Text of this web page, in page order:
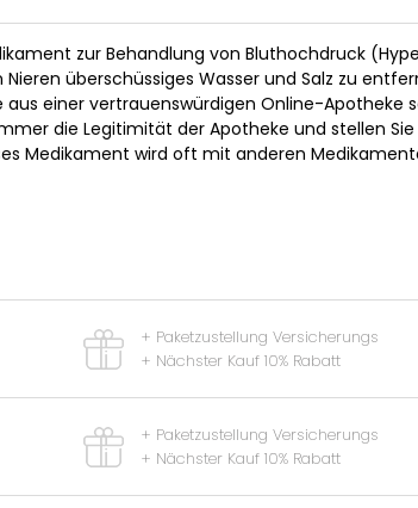
zur Behandlung von Bluthochdruck
überschüssiges Wasser und Salz zu
aus einer vertrauenswürdigen Online-Apotheke
die Legitimität der Apotheke und stellen
Medikament wird oft mit anderen
+ Paketzustellung Versicherungs
+ Nächster Kauf 10% Rabatt
+ Paketzustellung Versicherungs
+ Nächster Kauf 10% Rabatt